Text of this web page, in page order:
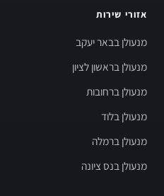
אזורי שירות
מנעולן בבאר יעקב
מנעולן בראשון לציון
מנעולן ברחובות
מנעולן בלוד
מנעולן ברמלה
מנעולן בנס ציונה